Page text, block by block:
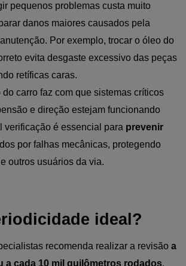
pequenos problemas custa muito
danos maiores causados pela
Por exemplo, trocar o óleo do
evita desgaste excessivo das peças
retíficas caras.
do carro faz com que sistemas críticos
e direção estejam funcionando
verificação é essencial para prevenir
por falhas mecânicas, protegendo
outros usuários da via.
ideal?
recomenda realizar a revisão a
a cada 10 mil quilômetros rodados,